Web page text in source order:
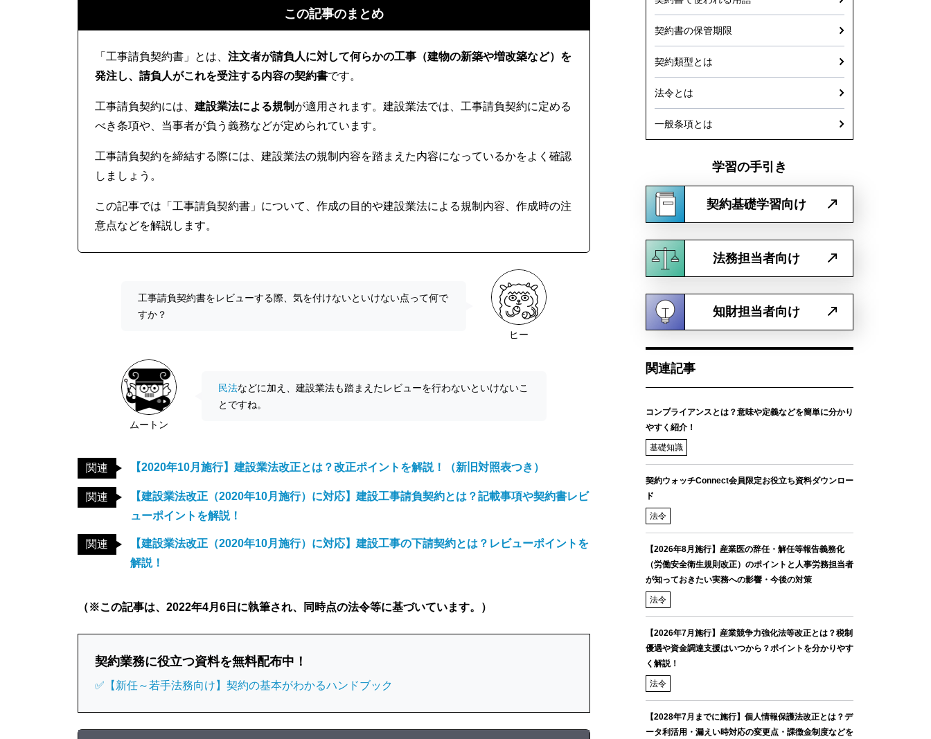
この記事のまとめ
「工事請負契約書」とは、 注文者が請負人に対して何らかの工事（建物の新築や増改築など）を
発注し、請負人がこれを受注する内容の契約書です。
工事請負契約には、 建設業法による規制 が適用されます。建設業法では、工事請負契約に定める
べき条項や、当事者が負う義務などが定められています。
工事請負契約を締結する際には、建設業法の規制内容を踏まえた内容になっているかをよく確認
しましょう。
この記事では「工事請負契約書」について、作成の目的や建設業法による規制内容、作成時の注
意点などを解説します。
ヒー
工事請負契約書をレビューする際、気を付けないといけない点って何で
すか？
ムートン
民法などに加え、建設業法も踏まえたレビューを行わないといけないこ
とですね。
関連 【2020年10月施行】建設業法改正とは？改正ポイントを解説！（新旧対照表つき）
関連
【建設業法改正（2020年10月施行）に対応】建設工事請負契約とは？記載事項や契約書レビ
ューポイントを解説！
関連
【建設業法改正（2020年10月施行）に対応】建設工事の下請契約とは？レビューポイントを
解説！
（※この記事は、2022年4月6日に執筆され、同時点の法令等に基づいています。）
契約業務に役立つ資料を無料配布中！
✅【新任～若手法務向け】契約の基本がわかるハンドブック
契約書の保管期限
契約類型とは
法令とは
一般条項とは
学習の手引き
契約基礎学習向け
法務担当者向け
知財担当者向け
関連記事
コンプライアンスとは？意味や定義などを簡単に分かり
やすく紹介！
基礎知識
契約ウォッチConnect会員限定お役立ち資料ダウンロー
ド
法令
【2026年8月施行】産業医の辞任・解任等報告義務化
（労働安全衛生規則改正）のポイントと人事労務担当者
が知っておきたい実務への影響・今後の対策
法令
【2026年7月施行】産業競争力強化法等改正とは？税制
優遇や資金調達支援はいつから？ポイントを分かりやす
く解説！
法令
【2028年7月までに施行】個人情報保護法改正とは？デ
ータ利活用・漏えい時対応の変更点・課徴金制度などを